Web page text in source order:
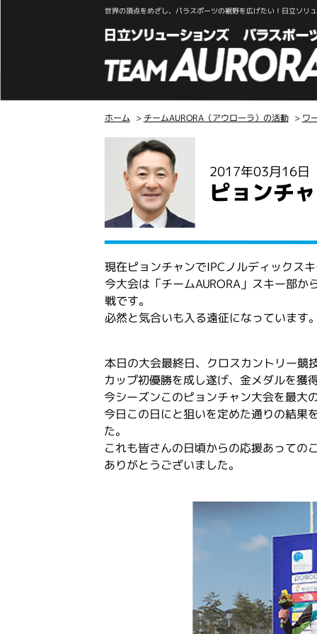
世界の頂点をめざし、パラスポーツの裾野を広げたい！日立ソリ
ホーム > チームAURORA（アウローラ）の活動 > ワ
2017年03月16日
ピョンチ
現在ピョンチャンでIPCノルディックス
今大会は「チームAURORA」スキー部
戦です。
必然と気合いも入る遠征になっています
本日の大会最終日、クロスカントリー競
カップ初優勝を成し遂げ、金メダルを獲
今シーズンこのピョンチャン大会を最大
今日この日にと狙いを定めた通りの結果
た。
これも皆さんの日頃からの応援あっての
ありがとうございました。